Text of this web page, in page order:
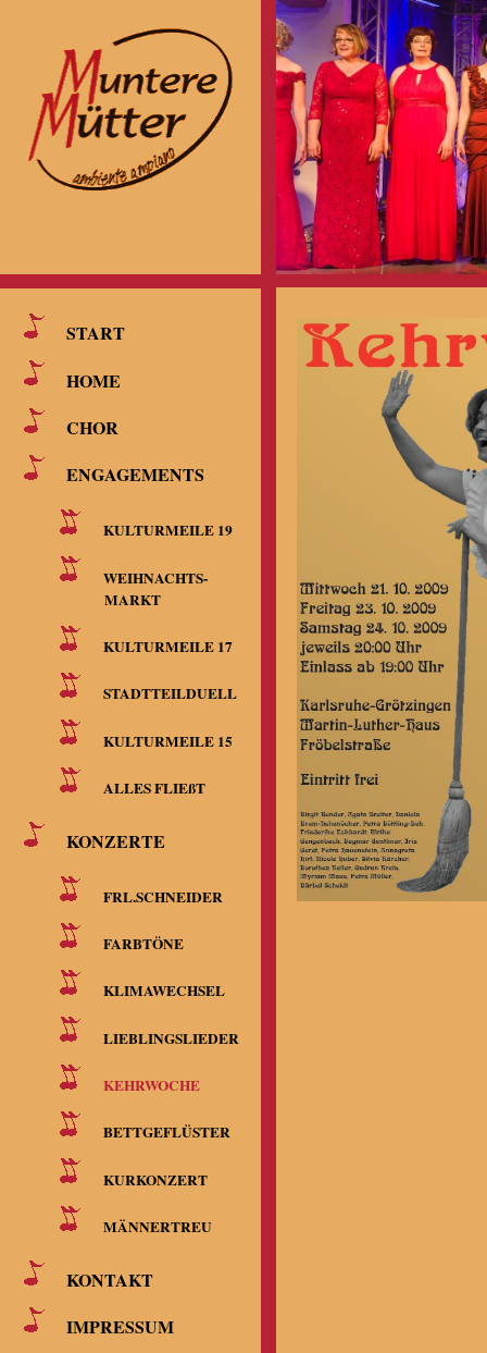
START
HOME
CHOR
ENGAGEMENTS
KULTURMEILE 19
WEIHNACHTS-
MARKT
KULTURMEILE 17
STADTTEILDUELL
KULTURMEILE 15
ALLES FLIEßT
KONZERTE
FRL.SCHNEIDER
FARBTÖNE
KLIMAWECHSEL
LIEBLINGSLIEDER
KEHRWOCHE
BETTGEFLÜSTER
KURKONZERT
MÄNNERTREU
KONTAKT
IMPRESSUM